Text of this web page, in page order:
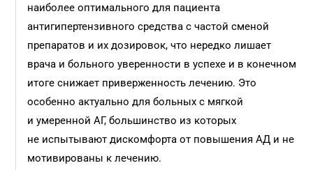
наиболее оптимального для пациента
антигипертензивного средства с частой сменой
препаратов и их дозировок, что нередко лишает
врача и больного уверенности в успехе и в конечном
итоге снижает приверженность лечению. Это
особенно актуально для больных с мягкой
и умеренной АГ, большинство из которых
не испытывают дискомфорта от повышения АД и не
мотивированы к лечению.